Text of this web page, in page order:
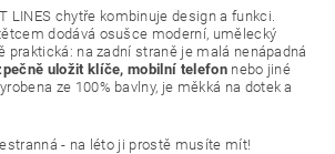
LINES chytře kombinuje design a funkci.
dodává osušce moderní, umělecký
praktická: na zadní straně je malá nenápadná
uložit klíče, mobilní telefonnebo jiné
ze 100% bavlny, je měkká na dotek a
- na léto ji prostě musíte mít!